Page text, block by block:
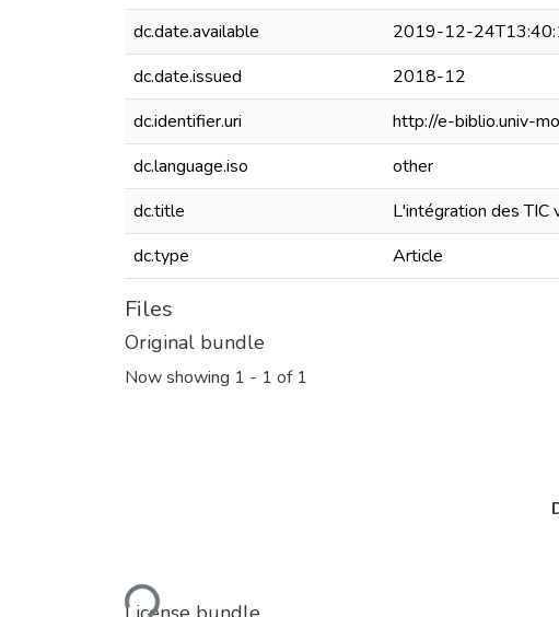
dc.date.available
2019-12-
dc.date.issued
2018-12
dc.identifier.uri
http://e-biblio.univ-
dc.language.iso
other
dc.title
L'intégration des TIC
dc.type
Article
Files
Original bundle
Now showing 1 - 1 of 1
Loading...